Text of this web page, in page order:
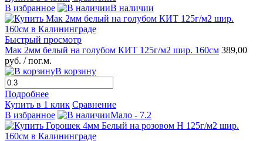
В избранное
В наличии
Быстрый просмотр
Мак 2мм белый на голубом КИТ 125г/м2 шир. 160см 389,00
руб. / пог.м.
В корзину
Подробнее
Купить в 1 клик Сравнение
В избранное
Мало - 7.2